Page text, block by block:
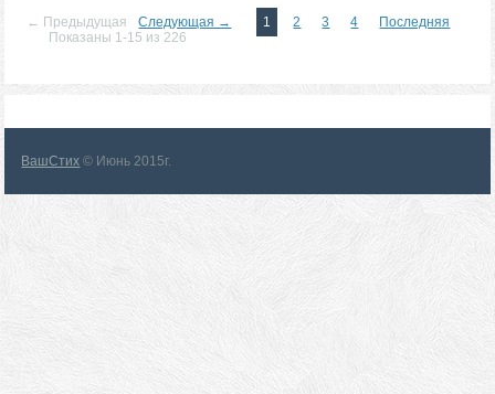
← Предыдущая Следующая → 1 2 3 4
Последняя
Показаны 1-15 из 226
ВашСтих © Июнь 2015г.